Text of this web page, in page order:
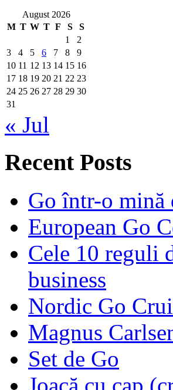
August 2026
M T W T F S
S
1
2
3
4 5 6 7 8
9
10 11 12 13 14 15 16
17 18 19 20 21 22 23
24 25 26 27 28 29 30
31
« Jul
Recent Posts
Go într-o mină
European Go
Cele 10 reguli
business
Nordic Go
Magnus
Set de Go